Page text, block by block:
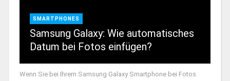
SMARTPHONES
Samsung Galaxy: Wie automatisches
Datum bei Fotos einfügen?
Wenn Sie bei Ihrem Samsung Galaxy Smartphone bei Fotos